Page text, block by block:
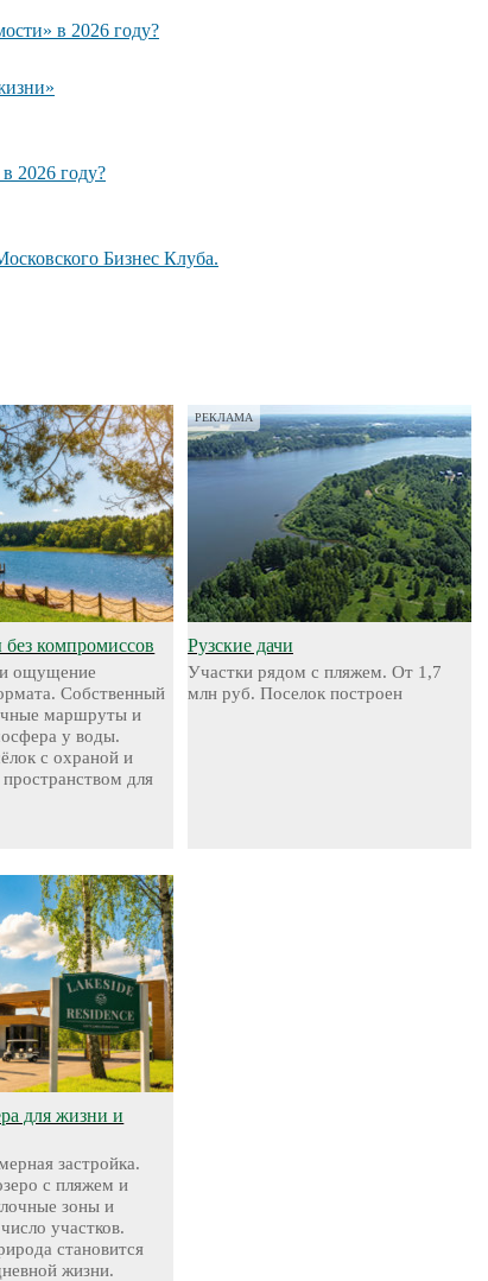
в 2026 году?
2026 году?
Бизнес Клуба.
компромиссов
ощущение
Собственный
маршруты и
у воды.
с охраной и
для
РЕКЛАМА
Рузские дачи
Участки рядом с пляжем. От 1,7
млн руб. Поселок построен
для жизни и
застройка.
с пляжем и
зоны и
участков.
становится
жизни.